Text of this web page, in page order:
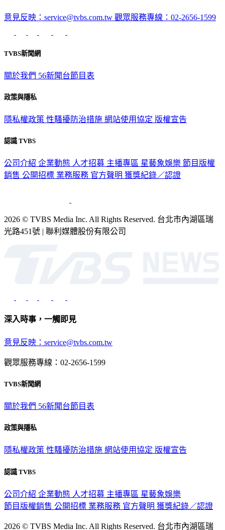
意見反映：service@tvbs.com.tw 觀眾服務專線：02-2656-1599
TVBS新聞網
關於我們 56新聞台節目表
政策與隱私
隱私權政策 性騷擾防治措施 網站使用協定 版權宣告
認識 TVBS
公司介紹 企業動態 人才招募 主播專區 星藝象娛樂 節目版權
銷售 公開招標 業務服務 官方聲明 獲獎紀錄／認證
2026 © TVBS Media Inc. All Rights Reserved. 台北市內湖區瑞
光路451號 | 聯利媒體股份有限公司
深入時事，一觸即見
意見反映：service@tvbs.com.tw
觀眾服務專線：02-2656-1599
TVBS新聞網
關於我們 56新聞台節目表
政策與隱私
隱私權政策 性騷擾防治措施 網站使用協定 版權宣告
認識 TVBS
公司介紹 企業動態 人才招募 主播專區 星藝象娛樂
節目版權銷售 公開招標 業務服務 官方聲明 獲獎紀錄／認證
2026 © TVBS Media Inc. All Rights Reserved. 台北市內湖區瑞